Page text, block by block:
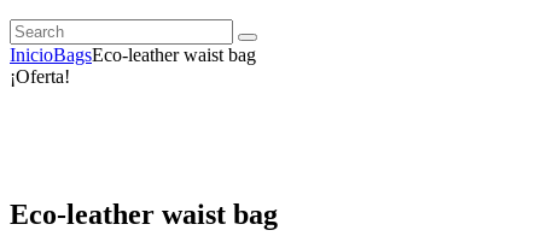
InicioBagsEco-leather waist bag
¡Oferta!
Eco-leather waist bag